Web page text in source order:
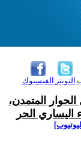
الفيسبوك التويتر
المتمدن،
الحر